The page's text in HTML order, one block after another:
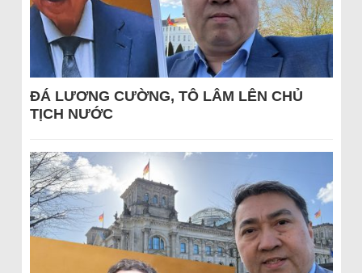
ĐÁ LƯƠNG CƯỜNG, TÔ LÂM LÊN CHỦ
TỊCH NƯỚC